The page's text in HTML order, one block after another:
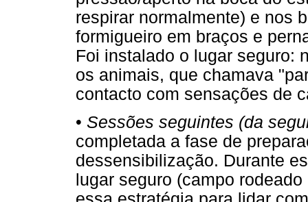
respirar normalmente) e nos
formigueiro em braços e
Foi instalado o lugar seguro:
os animais, que chamava
contacto com sensações de
• Sessões seguintes (da
completada a fase de
dessensibilização. Durante
lugar seguro (campo